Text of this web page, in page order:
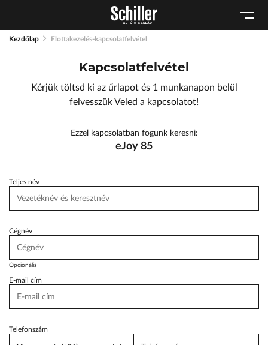
Lexus Pest
Audi Schiller
BYD Schiller
Geely Schiller
ŠKODA Schiller
Toyota Schiller
Szerviz cserejárművek
Tesla Approved Body Shop
Kezdőlap Flottakezelés-kapcsolatfelvétel
Kapcsolatfelvétel
Kérjük töltsd ki az űrlapot és 1 munkanapon belül
felvesszük Veled a kapcsolatot!
Ezzel kapcsolatban fogunk keresni:
eJoy 85
Teljes név
Cégnév
Opcionális
E-mail cím
Telefonszám